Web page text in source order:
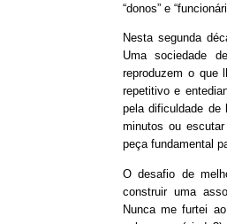
“donos” e
Nesta segunda
Uma sociedade
reproduzem o que
repetitivo e
pela dificuldade
minutos ou
peça fundamental
O desafio de
construir uma
Nunca me furtei